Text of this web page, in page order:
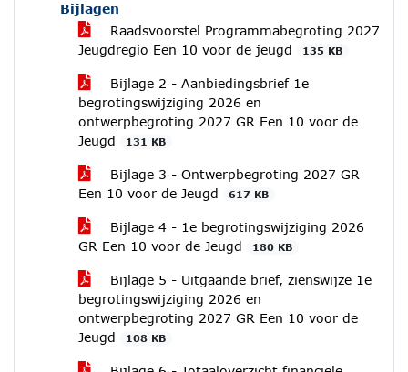
Bijlagen
Raadsvoorstel Programmabegroting 2027
Jeugdregio Een 10 voor de jeugd
135 KB
Bijlage 2 - Aanbiedingsbrief 1e
begrotingswijziging 2026 en
ontwerpbegroting 2027 GR Een 10 voor de
Jeugd
131 KB
Bijlage 3 - Ontwerpbegroting 2027 GR
Een 10 voor de Jeugd
617 KB
Bijlage 4 - 1e begrotingswijziging 2026
GR Een 10 voor de Jeugd
180 KB
Bijlage 5 - Uitgaande brief, zienswijze 1e
begrotingswijziging 2026 en
ontwerpbegroting 2027 GR Een 10 voor de
Jeugd
108 KB